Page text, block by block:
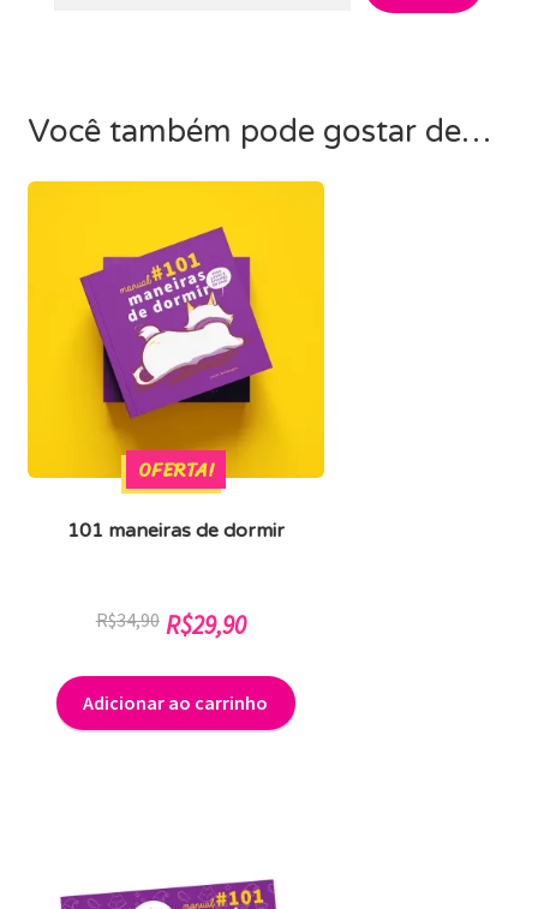
Você também pode gostar de…
101 maneiras de dormir
OFERTA!
R$34,90 O
original
era:
R$34,90.
R$29,90
atual
é:
R$29,90.
Adicionar ao carrinho